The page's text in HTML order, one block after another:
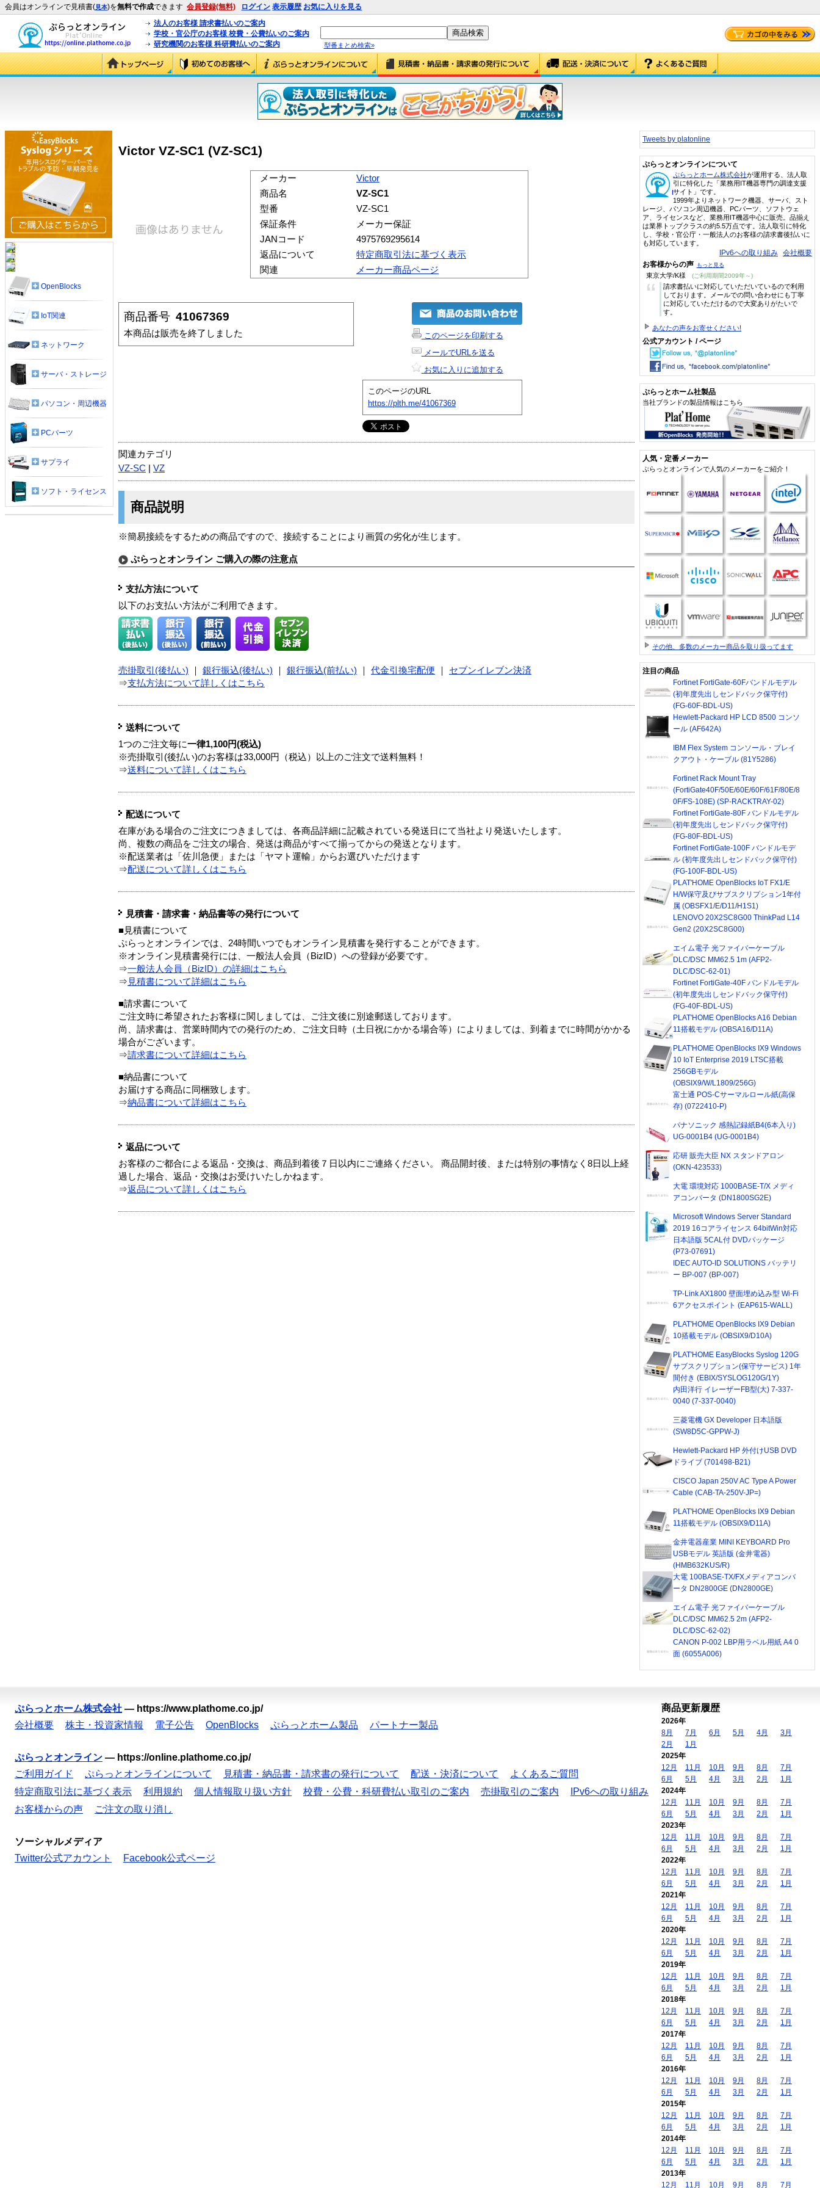
会員はオンラインで見積書(見本)を無料で作成できます 会員登録(無料) ログイン 表示履歴 お気に入りを見る
法人のお客様 請求書払いのご案内
学校・官公庁のお客様 校費・公費払いのご案内
研究機関のお客様 科研費払いのご案内
型番まとめ検索»
Victor VZ-SC1 (VZ-SC1)
メーカー
Victor
商品名
VZ-SC1
型番
VZ-SC1
保証条件
メーカー保証
JANコード
4975769295614
返品について
特定商取引法に基づく表示
関連
メーカー商品ページ
商品番号 41067369
本商品は販売を終了しました
このページを印刷する
メールでURLを送る
お気に入りに追加する
このページのURL
https://plth.me/41067369
関連カテゴリ
VZ-SC
VZ
商品説明
※簡易接続をするための商品ですので、接続することにより画質の劣化が生じます。
ぷらっとオンライン ご購入の際の注意点
支払方法について
以下のお支払い方法がご利用できます。
売掛取引(後払い) 銀行振込(後払い) 銀行振込(前払い) 代金引換宅配便
セブンイレブン決済
⇒支払方法について詳しくはこちら
送料について
1つのご注文毎に一律1,100円(税込)
※売掛取引(後払い)のお客様は33,000円（税込）以上のご注文で送料無料！
⇒送料について詳しくはこちら
配送について
在庫がある場合のご注文につきましては、各商品詳細に記載されている発送日にて当社より発送いたします。
尚、複数の商品をご注文の場合、発送は商品がすべて揃ってからの発送となります。
※配送業者は「佐川急便」または「ヤマト運輸」からお選びいただけます
⇒配送について詳しくはこちら
見積書・請求書・納品書等の発行について
■見積書について
ぷらっとオンラインでは、24時間いつでもオンライン見積書を発行することができます。
※オンライン見積書発行には、一般法人会員（BizID）への登録が必要です。
⇒一般法人会員（BizID）の詳細はこちら
⇒ 見積書について詳細はこちら
■請求書について
ご注文時に希望されたお客様に関しましては、ご注文後に別途郵送しております。
尚、請求書は、営業時間内での発行のため、ご注文日時（土日祝にかかる場合等）によりましては、到着までに時間がかかる
場合がございます。
⇒請求書について詳細はこちら
■納品書について
お届けする商品に同梱致します。
⇒納品書について詳細はこちら
返品について
お客様のご都合による返品・交換は、商品到着後７日以内にご連絡ください。 商品開封後、または特別の事情なく8日以上経
過した場合、返品・交換はお受けいたしかねます。
⇒返品について詳しくはこちら
OpenBlocks
IoT関連
ネットワーク
サーバ・ストレージ
パソコン・周辺機器
PCパーツ
サプライ
ソフト・ライセンス
Tweets by platonline
ぷらっとオンラインについて
ぷらっとホーム株式会社が運用する、法人取
引に特化した「業務用IT機器専門の調達支援
サイト」です。
1999年よりネットワーク機器、サーバ、スト
レージ、パソコン周辺機器、PCパーツ、ソフトウェ
ア、ライセンスなど、業務用IT機器中心に販売。品揃え
は業界トップクラスの約5.5万点です。法人取引に特化
し、学校・官公庁・一般法人のお客様の請求書後払いに
も対応しています。
IPv6への取り組み 会社概要
お客様からの声 もっと見る
東京大学/K様 (ご利用期間2009年～)
“
請求書払いに対応していただいているので利用
しております。メールでの問い合わせにも丁寧
に対応していただけるので大変ありがたいで
す。
あなたの声をお寄せください!
公式アカウント / ページ
ぷらっとホーム社製品
当社ブランドの製品情報はこちら
人気・定番メーカー
ぷらっとオンラインで人気のメーカーをご紹介！
その他、多数のメーカー商品を取り扱ってます
注目の商品
Fortinet FortiGate-60Fバンドルモデル
(初年度先出しセンドバック保守付)
(FG-60F-BDL-US)
Hewlett-Packard HP LCD 8500 コンソ
ール (AF642A)
IBM Flex System コンソール・ブレイ
クアウト・ケーブル (81Y5286)
Fortinet Rack Mount Tray
(FortiGate40F/50E/60E/60F/61F/80E/8
0F/FS-108E) (SP-RACKTRAY-02)
Fortinet FortiGate-80F バンドルモデル
(初年度先出しセンドバック保守付)
(FG-80F-BDL-US)
Fortinet FortiGate-100F バンドルモデ
ル (初年度先出しセンドバック保守付)
(FG-100F-BDL-US)
PLAT'HOME OpenBlocks IoT FX1/E
H/W保守及びサブスクリプション1年付
属 (OBSFX1/E/D11/H1S1)
LENOVO 20X2SC8G00 ThinkPad L14
Gen2 (20X2SC8G00)
エイム電子 光ファイバーケーブル
DLC/DSC MM62.5 1m (AFP2-
DLC/DSC-62-01)
Fortinet FortiGate-40F バンドルモデル
(初年度先出しセンドバック保守付)
(FG-40F-BDL-US)
PLAT'HOME OpenBlocks A16 Debian
11搭載モデル (OBSA16/D11A)
PLAT'HOME OpenBlocks IX9 Windows
10 IoT Enterprise 2019 LTSC搭載
256GBモデル
(OBSIX9/W/L1809/256G)
富士通 POS-Cサーマルロール紙(高保
存) (0722410-P)
パナソニック 感熱記録紙B4(6本入り)
UG-0001B4 (UG-0001B4)
応研 販売大臣 NX スタンドアロン
(OKN-423533)
大電 環境対応 1000BASE-T/X メディ
アコンバータ (DN1800SG2E)
Microsoft Windows Server Standard
2019 16コアライセンス 64bitWin対応
日本語版 5CAL付 DVDパッケージ
(P73-07691)
IDEC AUTO-ID SOLUTIONS バッテリ
ー BP-007 (BP-007)
TP-Link AX1800 壁面埋め込み型 Wi-Fi
6アクセスポイント (EAP615-WALL)
PLAT'HOME OpenBlocks IX9 Debian
10搭載モデル (OBSIX9/D10A)
PLAT'HOME EasyBlocks Syslog 120G
サブスクリプション(保守サービス) 1年
間付き (EBIX/SYSLOG120G/1Y)
内田洋行 イレーザーFB型(大) 7-337-
0040 (7-337-0040)
三菱電機 GX Developer 日本語版
(SW8D5C-GPPW-J)
Hewlett-Packard HP 外付けUSB DVD
ドライブ (701498-B21)
CISCO Japan 250V AC Type A Power
Cable (CAB-TA-250V-JP=)
PLAT'HOME OpenBlocks IX9 Debian
11搭載モデル (OBSIX9/D11A)
金井電器産業 MINI KEYBOARD Pro
USBモデル 英語版 (金井電器)
(HMB632KUS/R)
大電 100BASE-TX/FXメディアコンバ
ータ DN2800GE (DN2800GE)
エイム電子 光ファイバーケーブル
DLC/DSC MM62.5 2m (AFP2-
DLC/DSC-62-02)
CANON P-002 LBP用ラベル用紙 A4 0
面 (6055A006)
ぷらっとホーム株式会社 — https://www.plathome.co.jp/
会社概要
株主・投資家情報 電子公告 OpenBlocks ぷらっとホーム製品 パートナー製品
ぷらっとオンライン — https://online.plathome.co.jp/
ご利用ガイド
ぷらっとオンラインについて 見積書・納品書・請求書の発行について 配送・決済について
よくあるご質問
特定商取引法に基づく表示
利用規約 個人情報取り扱い方針 校費・公費・科研費払い取引のご案内 売掛取引のご案内
IPv6への取り組み
お客様からの声
ご注文の取り消し
ソーシャルメディア
Twitter公式アカウント
Facebook公式ページ
商品更新履歴
2026年
8月
7月 6月 5月 4月
3月
2月
1月
2025年
12月
11月 10月 9月 8月
7月
6月
5月 4月 3月 2月
1月
2024年
12月
11月 10月 9月 8月
7月
6月
5月 4月 3月 2月
1月
2023年
12月
11月 10月 9月 8月
7月
6月
5月 4月 3月 2月
1月
2022年
12月
11月 10月 9月 8月
7月
6月
5月 4月 3月 2月
1月
2021年
12月
11月 10月 9月 8月
7月
6月
5月 4月 3月 2月
1月
2020年
12月
11月 10月 9月 8月
7月
6月
5月 4月 3月 2月
1月
2019年
12月
11月 10月 9月 8月
7月
6月
5月 4月 3月 2月
1月
2018年
12月
11月 10月 9月 8月
7月
6月
5月 4月 3月 2月
1月
2017年
12月
11月 10月 9月 8月
7月
6月
5月 4月 3月 2月
1月
2016年
12月
11月 10月 9月 8月
7月
6月
5月 4月 3月 2月
1月
2015年
12月
11月 10月 9月 8月
7月
6月
5月 4月 3月 2月
1月
2014年
12月
11月 10月 9月 8月
7月
6月
5月 4月 3月 2月
1月
2013年
12月
11月 10月 9月 8月 7月